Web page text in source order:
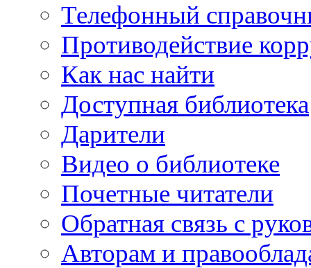
Телефонный
Противодействие
Как нас найти
Доступная библиотека
Дарители
Видео о библиотеке
Почетные читатели
Обратная связь с
Авторам и